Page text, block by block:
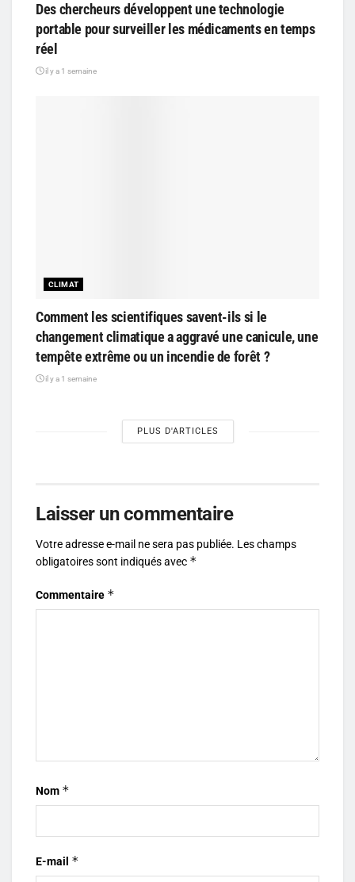
Des chercheurs développent une technologie
portable pour surveiller les médicaments en temps
réel
il y a 1 semaine
CLIMAT
Comment les scientifiques savent-ils si le
changement climatique a aggravé une canicule, une
tempête extrême ou un incendie de forêt ?
il y a 1 semaine
PLUS D'ARTICLES
Laisser un commentaire
Votre adresse e-mail ne sera pas publiée. Les champs
obligatoires sont indiqués avec *
Commentaire *
Nom *
E-mail *